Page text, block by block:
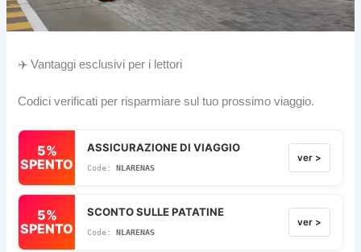
✈️ Vantaggi esclusivi per i lettori
Codici verificati per risparmiare sul tuo prossimo viaggio.
5%
SPENTO
ASSICURAZIONE DI VIAGGIO
NLARENAS
ver >
5%
SPENTO
SCONTO SULLE PATATINE
NLARENAS
ver >